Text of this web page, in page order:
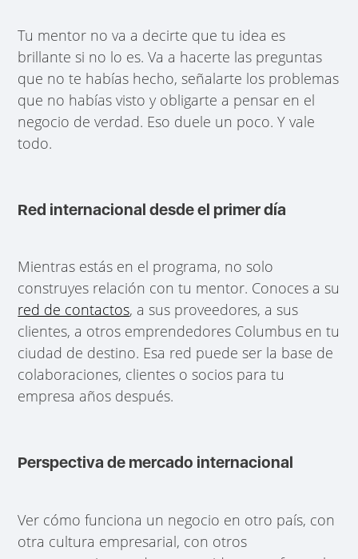
Tu mentor no va a decirte que tu idea es
brillante si no lo es. Va a hacerte las preguntas
que no te habías hecho, señalarte los problemas
que no habías visto y obligarte a pensar en el
negocio de verdad. Eso duele un poco. Y vale
todo.
Red internacional desde el primer día
Mientras estás en el programa, no solo
construyes relación con tu mentor. Conoces a su
red de contactos, a sus proveedores, a sus
clientes, a otros emprendedores Columbus en tu
ciudad de destino. Esa red puede ser la base de
colaboraciones, clientes o socios para tu
empresa años después.
Perspectiva de mercado internacional
Ver cómo funciona un negocio en otro país, con
otra cultura empresarial, con otros